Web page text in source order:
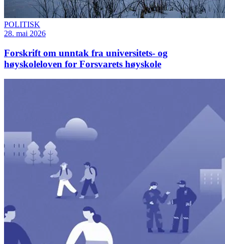
POLITISK
28. mai 2026
Forskrift om unntak fra universitets- og
høyskoleloven for Forsvarets høyskole